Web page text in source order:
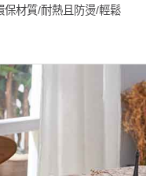
保材質/耐熱且防燙/輕鬆